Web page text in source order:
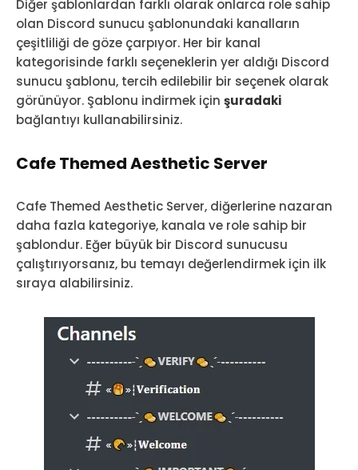
Diğer şablonlardan farklı olarak onlarca role sahip
olan Discord sunucu şablonundaki kanalların
çeşitliliği de göze çarpıyor. Her bir kanal
kategorisinde farklı seçeneklerin yer aldığı Discord
sunucu şablonu, tercih edilebilir bir seçenek olarak
görünüyor. Şablonu indirmek için şuradaki
bağlantıyı kullanabilirsiniz.
Cafe Themed Aesthetic Server
Cafe Themed Aesthetic Server, diğerlerine nazaran
daha fazla kategoriye, kanala ve role sahip bir
şablondur. Eğer büyük bir Discord sunucusu
çalıştırıyorsanız, bu temayı değerlendirmek için ilk
sıraya alabilirsiniz.